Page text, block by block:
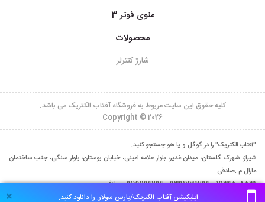
اپلیکیشن آفتاب الکتریک/پارس سولار. را دانلود کنید. ×
منوی فوتر 3
محصولات
شارژ کنترلر
کلیه حقوق این سایت مربوط به فروشگاه آفتاب الکتریک می باشد.
Copyright © 2026
"آفتاب الکتریک" را در گوگل و یا هو جستجو کنید.
شیراز، شهرک گلستان، میدان غدیر، بلوار علامه امینی، خیابان بوستان، بلوار سنگی، جنب ساختمان
مارال م .صادقی
07136505531 ,09177196296-09391236296 صادقی